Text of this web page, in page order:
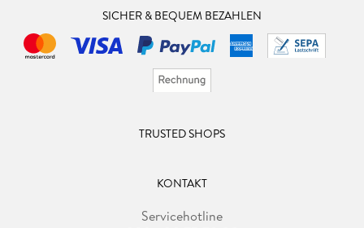
SICHER & BEQUEM BEZAHLEN
TRUSTED SHOPS
KONTAKT
Servicehotline